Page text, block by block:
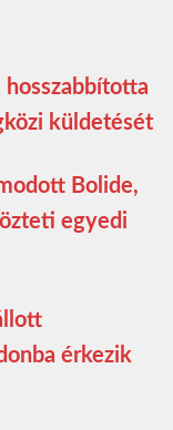
küldetését
Bolide,
egyedi
érkezik